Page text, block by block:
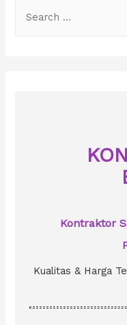
Kontraktor
Kualitas & Harga